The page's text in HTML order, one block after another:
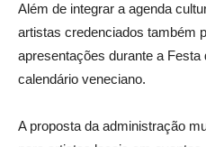
Além de integrar a agenda
artistas credenciados também
apresentações durante a
calendário veneciano.
A proposta da administração